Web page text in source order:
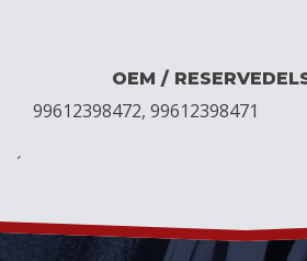
OEM /
99612398472, 99612398471
´